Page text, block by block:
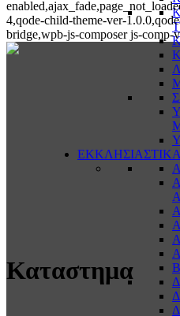
ΕΚΚΛΗΣΙΑΣΤΙΚΑ
4,qode-child-theme-ver-
bridge,wpb-js-composer js-comp-
Καταστημα